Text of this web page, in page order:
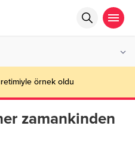
örnek oldu
zamankinden